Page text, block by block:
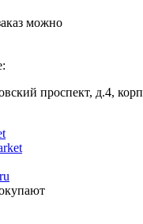
можно
проспект, д.4,